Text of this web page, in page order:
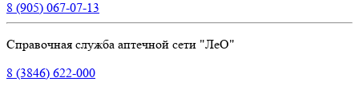
8 (905) 067-07-13
Справочная служба аптечной сети "ЛеО"
8 (3846) 622-000